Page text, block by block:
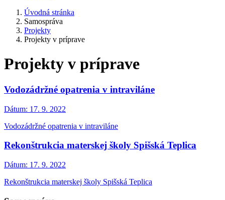
Úvodná stránka
Samospráva
Projekty
Projekty v príprave
Projekty v príprave
Vodozádržné opatrenia v intraviláne
Dátum: 17. 9. 2022
Vodozádržné opatrenia v intraviláne
Rekonštrukcia materskej školy Spišská Teplica
Dátum: 17. 9. 2022
Rekonštrukcia materskej školy Spišská Teplica